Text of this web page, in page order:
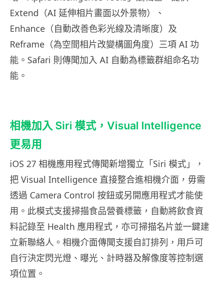
Extend（AI 延伸相片畫面以外景物）、
Enhance（自動改善色彩光線及清晰度）及
Reframe（為空間相片改變構圖角度）三項 AI 功
能。Safari 則傳聞加入 AI 自動為標籤群組命名功
能。
相機加入 Siri 模式，Visual Intelligence
更易用
iOS 27 相機應用程式傳聞新增獨立「Siri 模式」，
把 Visual Intelligence 直接整合進相機介面，毋需
透過 Camera Control 按鈕或另開應用程式才能使
用。此模式支援掃描食品營養標籤，自動將飲食資
料記錄至 Health 應用程式，亦可掃描名片並一鍵建
立新聯絡人。相機介面傳聞支援自訂排列，用戶可
自行決定閃光燈、曝光、計時器及解像度等控制選
項位置。